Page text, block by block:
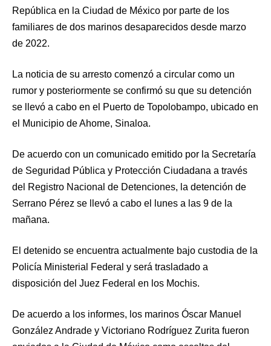
República en la Ciudad de México por parte de los
familiares de dos marinos desaparecidos desde marzo
de 2022.
La noticia de su arresto comenzó a circular como un
rumor y posteriormente se confirmó su que su detención
se llevó a cabo en el Puerto de Topolobampo, ubicado en
el Municipio de Ahome, Sinaloa.
De acuerdo con un comunicado emitido por la Secretaría
de Seguridad Pública y Protección Ciudadana a través
del Registro Nacional de Detenciones, la detención de
Serrano Pérez se llevó a cabo el lunes a las 9 de la
mañana.
El detenido se encuentra actualmente bajo custodia de la
Policía Ministerial Federal y será trasladado a
disposición del Juez Federal en los Mochis.
De acuerdo a los informes, los marinos Óscar Manuel
González Andrade y Victoriano Rodríguez Zurita fueron